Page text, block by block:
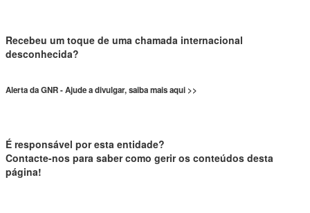
Recebeu um toque de uma chamada internacional
desconhecida?
Alerta da GNR - Ajude a divulgar, saiba mais aqui >>
É responsável por esta entidade?
Contacte-nos para saber como gerir os conteúdos desta
página!